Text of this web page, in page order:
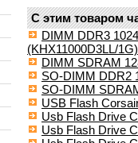
С этим товаром
DIMM DDR3
(KHX11000D3LL/1G)
DIMM SDRAM
SO-DIMM DDR2
SO-DIMM
USB Flash
Usb Flash Drive
Usb Flash Drive